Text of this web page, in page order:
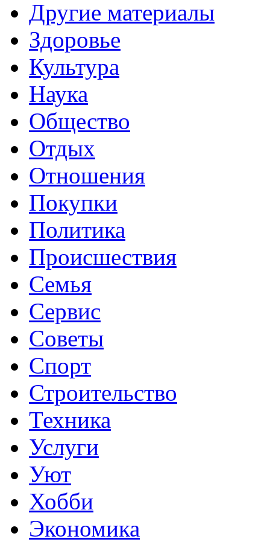
Другие материалы
Здоровье
Культура
Наука
Общество
Отдых
Отношения
Покупки
Политика
Происшествия
Семья
Сервис
Советы
Спорт
Строительство
Техника
Услуги
Уют
Хобби
Экономика